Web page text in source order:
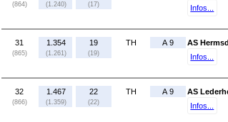
(864) (1.240) (17)
Infos...
31
(865)
1.354
(1.261)
19
(19)
TH A 9
AS
Infos...
32
(866)
1.467
(1.359)
22
(22)
TH A 9
AS
Infos...